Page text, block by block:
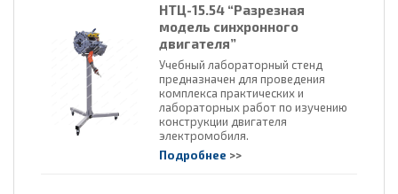
НТЦ-15.54 “Разрезная
модель синхронного
двигателя”
Учебный лабораторный стенд
предназначен для проведения
комплекса практических и
лабораторных работ по изучению
конструкции двигателя
электромобиля.
Подробнее >>